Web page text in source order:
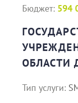
Бюджет: 594
ОБЛАСТИ
Тип услуги: